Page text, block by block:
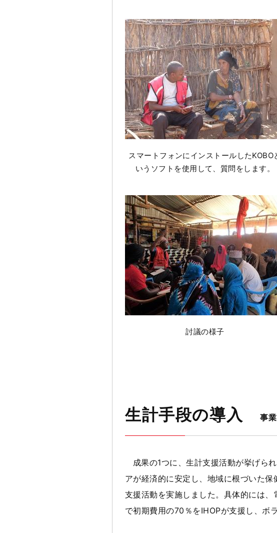
スマートフォンにインストールしたKOBO
いうソフトを使用して、質問をします。
討議の様子
生計手段の導入 事
成果の1つに、生計支援活動が挙げら
アが経済的に安定し、地域に根づいた
支援活動を実施しました。具体的には
で初期費用の70％をIHOPが支援し、ボ